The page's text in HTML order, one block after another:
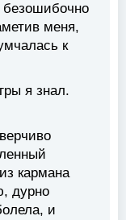
безошибочно
меня,
к
я знал.
кармана
дурно
и